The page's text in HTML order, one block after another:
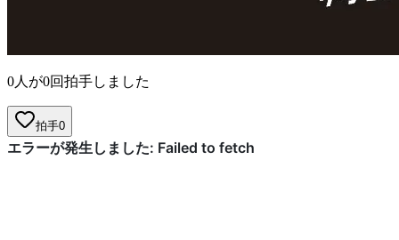
0人が0回拍手しました
拍手0